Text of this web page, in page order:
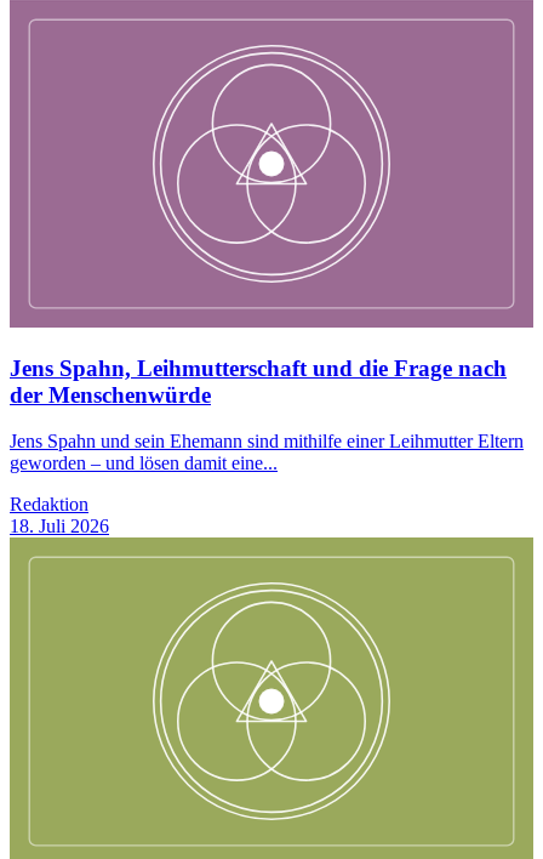
Jens Spahn, Leihmutterschaft und die Frage nach
der Menschenwürde
Jens Spahn und sein Ehemann sind mithilfe einer Leihmutter Eltern
geworden – und lösen damit eine...
Redaktion
18. Juli 2026